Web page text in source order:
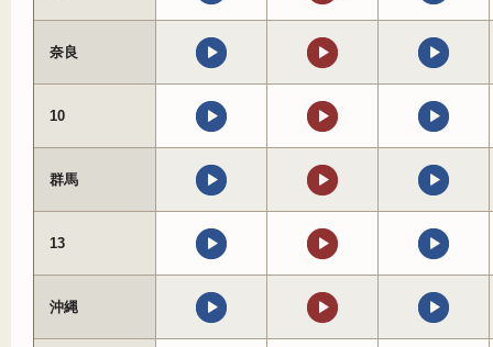
奈良
10
群馬
13
沖縄